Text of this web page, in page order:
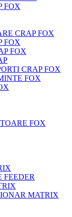
FOX
CRAP FOX
FOX
FOX
CRAP FOX
FOX
FOX
FEEDER
MATRIX